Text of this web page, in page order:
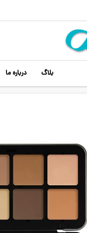
بلاگ درباره ما